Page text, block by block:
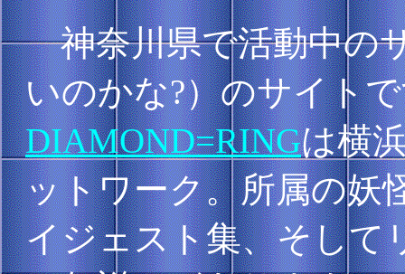
神奈川県で活動中の
いのかな?）のサイト
DIAMOND=RINGは横
ットワーク。所属の妖
イジェスト集、そして